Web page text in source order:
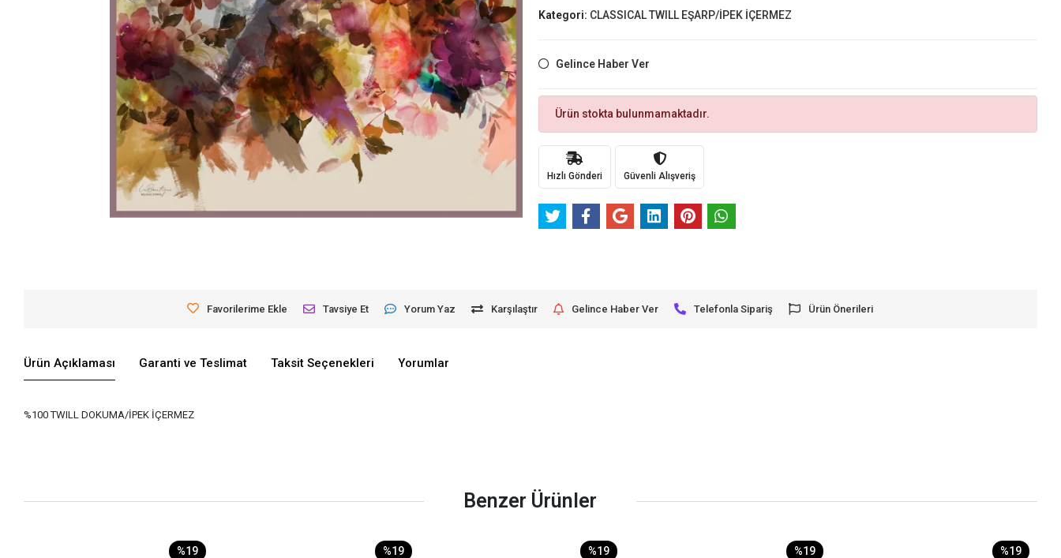
Kategori: CLASSICAL TWILL EŞARP/İPEK İÇERMEZ
Gelince Haber Ver
Ürün stokta bulunmamaktadır.
Hızlı Gönderi Güvenli Alışveriş
Favorilerime Ekle Tavsiye Et Yorum Yaz Karşılaştır Gelince Haber Ver Telefonla Sipariş Ürün Önerileri
Ürün Açıklaması Garanti ve Teslimat Taksit Seçenekleri Yorumlar
%100 TWILL DOKUMA/İPEK İÇERMEZ
Benzer Ürünler
%19 %19 %19 %19 %19